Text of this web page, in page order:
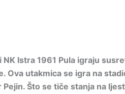
Istra 1961 Pula igraju
Ova utakmica se igra na
Što se tiče stanja na